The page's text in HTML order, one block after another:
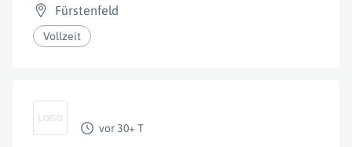
Fürstenfeld
Vollzeit
vor 30+ T